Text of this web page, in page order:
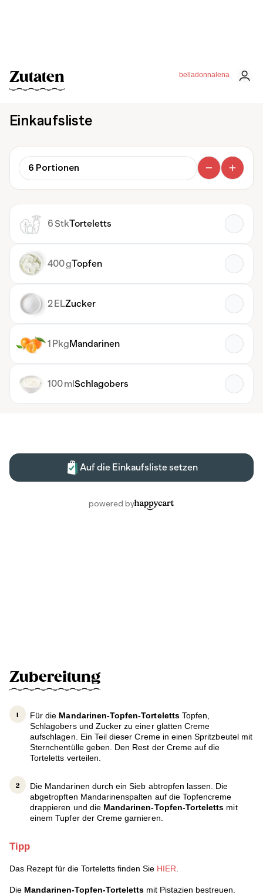
belladonnalena
Zutaten
Zubereitung
Für die Mandarinen-Topfen-TortelettsTopfen,
Schlagobers und Zucker zu einer glatten Creme
aufschlagen. Ein Teil dieser Creme in einen Spritzbeutel mit
Sternchentülle geben. Den Rest der Creme auf die
Torteletts verteilen.
Die Mandarinen durch ein Sieb abtropfen lassen. Die
abgetropften Mandarinenspalten auf die Topfencreme
drappieren und die Mandarinen-Topfen-Torteletts mit
einem Tupfer der Creme garnieren.
Tipp
Das Rezept für die Torteletts finden Sie HIER.
Die Mandarinen-Topfen-Torteletts mit Pistazien bestreuen.